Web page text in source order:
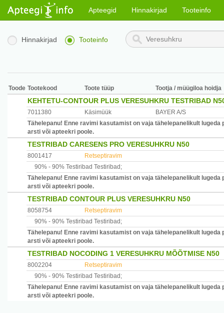
Apteegid Hinnakirjad Tooteinfo
Hinnakirjad Tooteinfo
Toode Tootekood Toote tüüp Tootja / müügiloa hoidja
KEHTETU-CONTOUR PLUS VERESUHKRU TESTRIBAD
7011380 Käsimüük
BAYER A/S
Tähelepanu! Enne ravimi kasutamist on vaja tähelepanelikult
arsti või apteekri poole.
TESTRIBAD CARESENS PRO VERESUHKRU N50
8001417
Retseptiravim
90% - 90% Testiribad Testiribad ;
Tähelepanu! Enne ravimi kasutamist on vaja tähelepanelikult
arsti või apteekri poole.
TESTRIBAD CONTOUR PLUS VERESUHKRU N50
8058754
Retseptiravim
90% - 90% Testiribad Testiribad ;
Tähelepanu! Enne ravimi kasutamist on vaja tähelepanelikult
arsti või apteekri poole.
TESTRIBAD NOCODING 1 VERESUHKRU MÕÕTMISE N50
8002204
Retseptiravim
90% - 90% Testiribad Testiribad ;
Tähelepanu! Enne ravimi kasutamist on vaja tähelepanelikult
arsti või apteekri poole.